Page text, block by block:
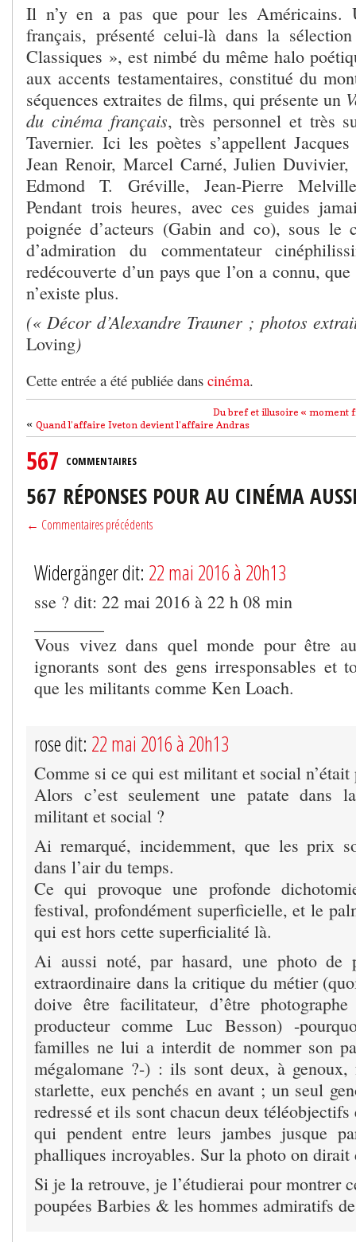
Il n’y en a pas que pour les Américains.
français, présenté celui-là dans la
Classiques », est nimbé du même halo
aux accents testamentaires, constitué du
séquences extraites de films, qui présente un
du cinéma français, très personnel et très
Tavernier. Ici les poètes s’appellent
Jean Renoir, Marcel Carné, Julien Duvivier,
Edmond T. Gréville, Jean-Pierre
Pendant trois heures, avec ces guides
poignée d’acteurs (Gabin and co), sous le
d’admiration du commentateur
redécouverte d’un pays que l’on a connu,
n’existe plus.
(« Décor d’Alexandre Trauner ; photos
Loving)
Cette entrée a été publiée dans cinéma.
Du bref et illusoire « moment
« Quand l’affaire Iveton devient l’affaire Andras
567 COMMENTAIRES
567 RÉPONSES POUR AU CINÉMA
← Commentaires précédents
Widergänger dit: 22 mai 2016 à 20h13
sse ? dit: 22 mai 2016 à 22 h 08 min
Vous vivez dans quel monde pour être
ignorants sont des gens irresponsables et
que les militants comme Ken Loach.
rose dit: 22 mai 2016 à 20h13
Comme si ce qui est militant et social
Alors c’est seulement une patate dans
militant et social ?
Ai remarqué, incidemment, que les prix
dans l’air du temps.
Ce qui provoque une profonde
festival, profondément superficielle, et le
qui est hors cette superficialité là.
Ai aussi noté, par hasard, une photo de
extraordinaire dans la critique du métier
doive être facilitateur, d’être
producteur comme Luc Besson) -
familles ne lui a interdit de nommer son
mégalomane ?-) : ils sont deux, à genoux,
starlette, eux penchés en avant ; un seul
redressé et ils sont chacun deux téléobjectifs
qui pendent entre leurs jambes jusque
phalliques incroyables. Sur la photo on
Si je la retrouve, je l’étudierai pour montrer
poupées Barbies & les hommes admiratifs